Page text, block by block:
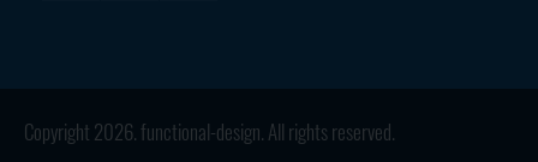
Copyright 2026. functional-design. All rights reserved.